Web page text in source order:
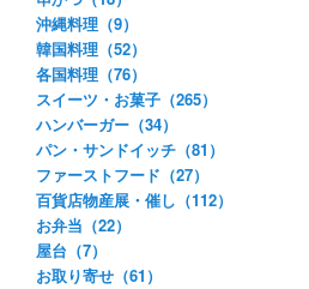
沖縄料理（9）
韓国料理（52）
各国料理（76）
スイーツ・お菓子（265）
ハンバーガー（34）
パン・サンドイッチ（81）
ファーストフード（27）
百貨店物産展・催し（112）
お弁当（22）
屋台（7）
お取り寄せ（61）